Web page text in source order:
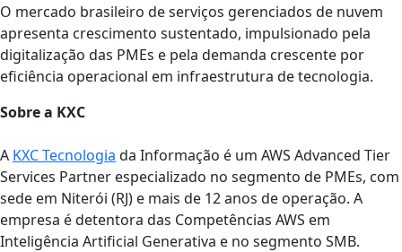
O mercado brasileiro de serviços gerenciados de nuvem
apresenta crescimento sustentado, impulsionado pela
digitalização das PMEs e pela demanda crescente por
eficiência operacional em infraestrutura de tecnologia.
Sobre a KXC
A KXC Tecnologia da Informação é um AWS Advanced Tier
Services Partner especializado no segmento de PMEs, com
sede em Niterói (RJ) e mais de 12 anos de operação. A
empresa é detentora das Competências AWS em
Inteligência Artificial Generativa e no segmento SMB.